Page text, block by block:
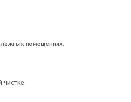
помещениях.
чистке.